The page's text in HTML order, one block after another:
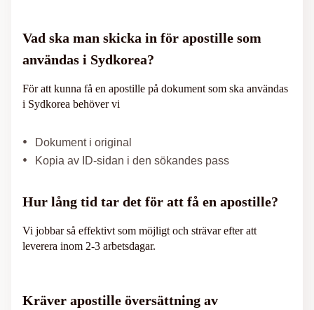
Vad ska man skicka in för apostille som
användas i Sydkorea?
För att kunna få en apostille på dokument som ska användas
i Sydkorea behöver vi
Dokument i original
Kopia av ID-sidan i den sökandes pass
Hur lång tid tar det för att få en apostille?
Vi jobbar så effektivt som möjligt och strävar efter att
leverera inom 2-3 arbetsdagar.
Kräver apostille översättning av